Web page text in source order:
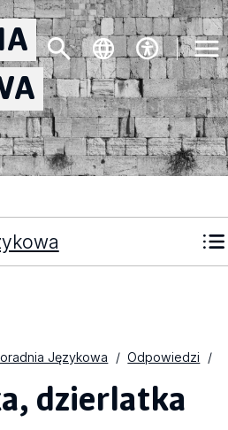
Językowa Odpowiedzi
dzierlatka